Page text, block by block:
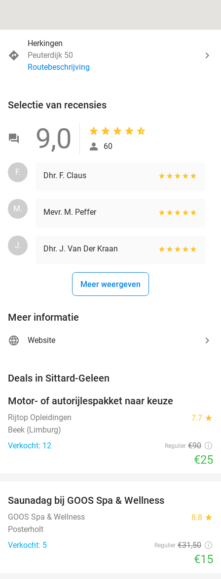
Herkingen
Peuterdijk 50
Routebeschrijving
Selectie van recensies
9,0 60
F. Dhr. F. Claus
M. Mevr. M. Peffer
J. Dhr. J. Van Der Kraan
Meer weergeven
Meer informatie
Website
Deals in Sittard-Geleen
Motor- of autorijlespakket naar keuze
Rijtop Opleidingen 7.7 star
Beek (Limburg)
Verkocht: 12
Regulier €90
€25
TODAY
Saunadag bij GOOS Spa & Wellness
GOOS Spa & Wellness 8.8 star
Posterholt
Verkocht: 5
Regulier €31,50
€15